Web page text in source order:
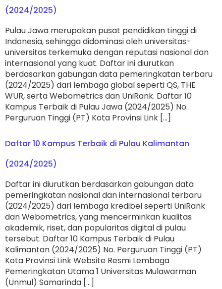
(2024/2025)
Pulau Jawa merupakan pusat pendidikan tinggi di
Indonesia, sehingga didominasi oleh universitas-
universitas terkemuka dengan reputasi nasional dan
internasional yang kuat. Daftar ini diurutkan
berdasarkan gabungan data pemeringkatan terbaru
(2024/2025) dari lembaga global seperti QS, THE
WUR, serta Webometrics dan UniRank. Daftar 10
Kampus Terbaik di Pulau Jawa (2024/2025) No.
Perguruan Tinggi (PT) Kota Provinsi Link […]
Daftar 10 Kampus Terbaik di Pulau Kalimantan
(2024/2025)
Daftar ini diurutkan berdasarkan gabungan data
pemeringkatan nasional dan internasional terbaru
(2024/2025) dari lembaga kredibel seperti UniRank
dan Webometrics, yang mencerminkan kualitas
akademik, riset, dan popularitas digital di pulau
tersebut. Daftar 10 Kampus Terbaik di Pulau
Kalimantan (2024/2025) No. Perguruan Tinggi (PT)
Kota Provinsi Link Website Resmi Lembaga
Pemeringkatan Utama 1 Universitas Mulawarman
(Unmul) Samarinda […]